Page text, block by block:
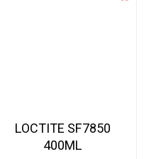
LOCTITE SF7850
400ML